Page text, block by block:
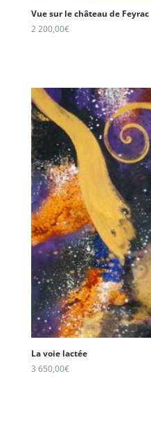
Vue sur le château de Feyrac
2 200,00€
La voie lactée
3 650,00€